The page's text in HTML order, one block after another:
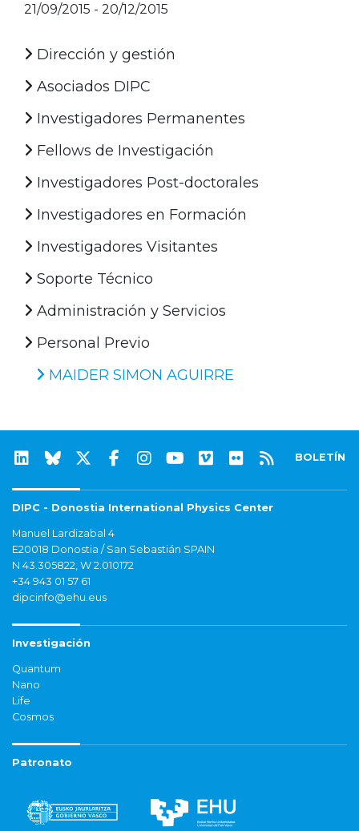
21/09/2015 - 20/12/2015
Dirección y gestión
Asociados DIPC
Investigadores Permanentes
Fellows de Investigación
Investigadores Post-doctorales
Investigadores en Formación
Investigadores Visitantes
Soporte Técnico
Administración y Servicios
Personal Previo
MAIDER SIMON AGUIRRE
BOLETÍN
DIPC - Donostia International Physics Center
Manuel Lardizabal 4
E20018 Donostia / San Sebastián SPAIN
N 43.305822, W 2.010172
+34 943 01 57 61
dipcinfo@ehu.eus
Investigación
Quantum
Nano
Life
Cosmos
Patronato